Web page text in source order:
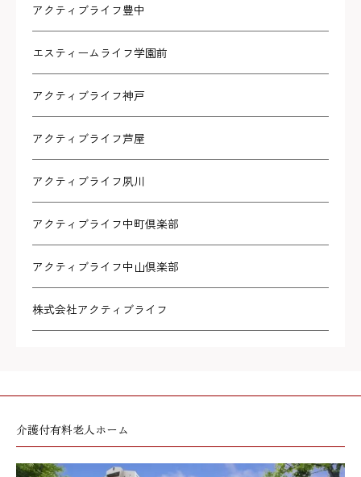
アクティブライフ豊中
エスティームライフ学園前
アクティブライフ神戸
アクティブライフ芦屋
アクティブライフ夙川
アクティブライフ中町倶楽部
アクティブライフ中山倶楽部
株式会社アクティブライフ
介護付有料老人ホーム